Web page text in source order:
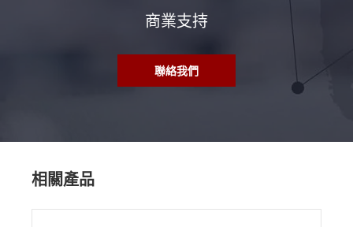
商業支持
聯絡我們
相關產品